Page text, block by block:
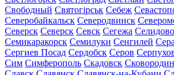
Свободный Святогірськ Себеж
Северобайкальск Северодвинск
Северск Северск Севск Сегежа Селидово
Семикаракорск Семилуки Сенгилей
Сергиев Посад Сердобск Серов
Сим Симферополь Скадовск